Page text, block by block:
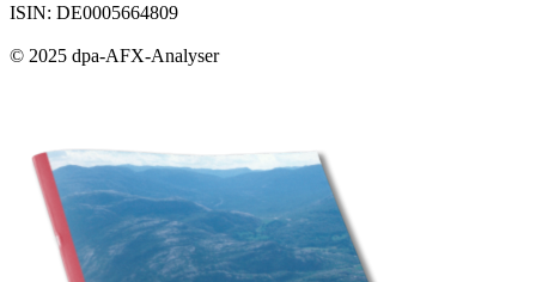
ISIN: DE0005664809
© 2025 dpa-AFX-Analyser